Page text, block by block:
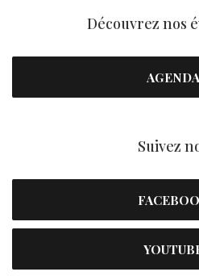
Découvrez nos
AGENDA
Suivez